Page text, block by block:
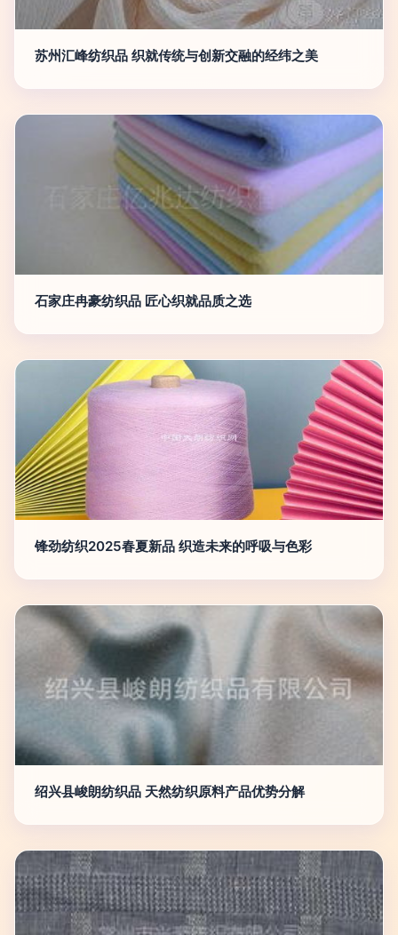
苏州汇峰纺织品 织就传统与创新交融的经纬之美
石家庄冉豪纺织品 匠心织就品质之选
锋劲纺织2025春夏新品 织造未来的呼吸与色彩
绍兴县峻朗纺织品 天然纺织原料产品优势分解